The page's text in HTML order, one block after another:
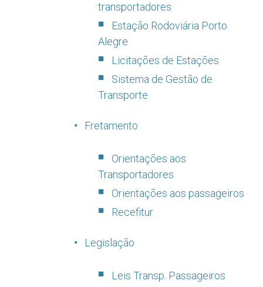
transportadores
Estação Rodoviária Porto
Alegre
Licitações de Estações
Sistema de Gestão de
Transporte
Fretamento
Orientações aos
Transportadores
Orientações aos passageiros
Recefitur
Legislação
Leis Transp. Passageiros